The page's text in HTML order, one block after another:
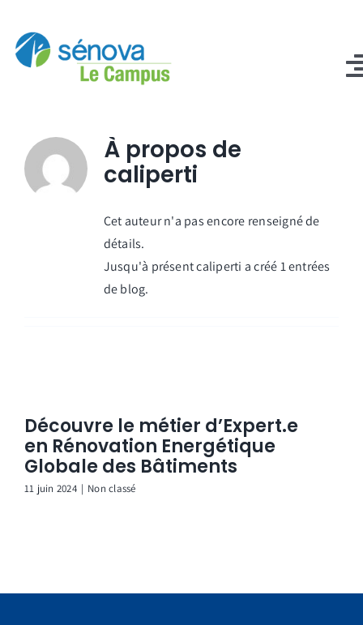
contenu
Reconversion professionnelle
Qui sommes-nous ?
À propos de
caliperti
Cet auteur n'a pas encore renseigné de
détails.
Jusqu'à présent caliperti a créé 1 entrées
de blog.
Découvre le métier d’Expert.e
en Rénovation Energétique
Globale des Bâtiments
11 juin 2024 | Non classé